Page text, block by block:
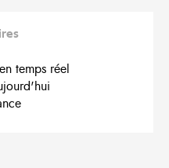
temps réel